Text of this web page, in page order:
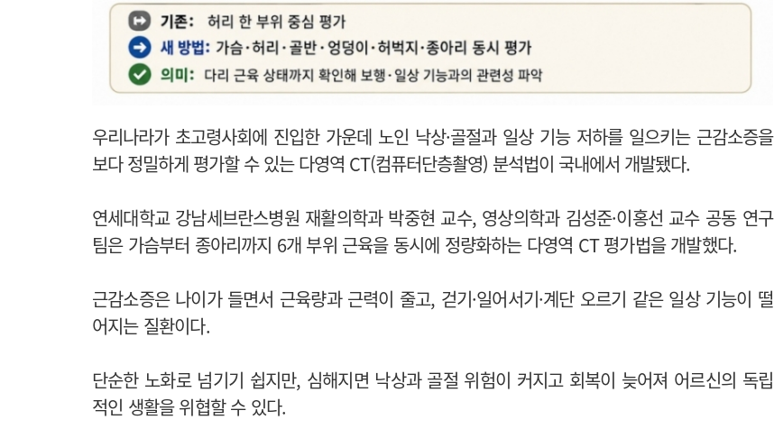
우리나라가 초고령사회에 진입한 가운데 노인 낙상·골절과 일상 기능 저하를 일으키는 근감소증을
보다 정밀하게 평가할 수 있는 다영역 CT(컴퓨터단층촬영) 분석법이 국내에서 개발됐다.
연세대학교 강남세브란스병원 재활의학과 박중현 교수, 영상의학과 김성준·이홍선 교수 공동 연구
팀은 가슴부터 종아리까지 6개 부위 근육을 동시에 정량화하는 다영역 CT 평가법을 개발했다.
근감소증은 나이가 들면서 근육량과 근력이 줄고, 걷기·일어서기·계단 오르기 같은 일상 기능이 떨
어지는 질환이다.
단순한 노화로 넘기기 쉽지만, 심해지면 낙상과 골절 위험이 커지고 회복이 늦어져 어르신의 독립
적인 생활을 위협할 수 있다.